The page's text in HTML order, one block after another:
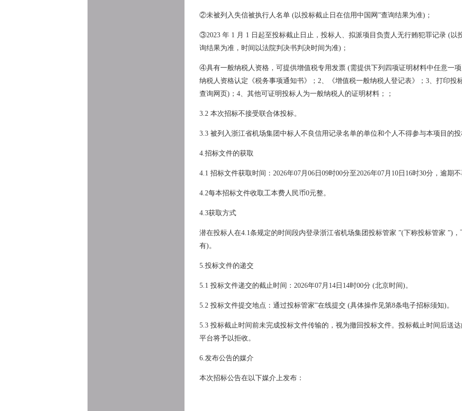
②未被列入失信被执行人名单 (以投标截止日在信用中国网”查询结果为准)；
③2023 年 1 月 1 日起至投标截止日止，投标人、拟派项目负责人无行贿犯罪记录 (以
询结果为准，时间以法院判决书判决时间为准)；
④具有一般纳税人资格，可提供增值税专用发票 (需提供下列四项证明材料中任意一
纳税人资格认定《税务事项通知书》；2、《增值税一般纳税人登记表》；3、打印投
查询网页)；4、其他可证明投标人为一般纳税人的证明材料；；
3.2 本次招标不接受联合体投标。
3.3 被列入浙江省机场集团中标人不良信用记录名单的单位和个人不得参与本项目的投
4.招标文件的获取
4.1 招标文件获取时间：2026年07月06日09时00分至2026年07月10日16时30分，逾期不
4.2每本招标文件收取工本费人民币0元整。
4.3获取方式
潜在投标人在4.1条规定的时间段内登录浙江省机场集团投标管家 ”(下称投标管家 ”)
有)。
5.投标文件的递交
5.1 投标文件递交的截止时间：2026年07月14日14时00分 (北京时间)。
5.2 投标文件提交地点：通过投标管家”在线提交 (具体操作见第8条电子招标须知)。
5.3 投标截止时间前未完成投标文件传输的，视为撤回投标文件。投标截止时间后送
平台将予以拒收。
6.发布公告的媒介
本次招标公告在以下媒介上发布：